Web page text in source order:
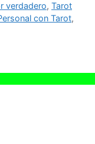
verdadero, Tarot
con Tarot,